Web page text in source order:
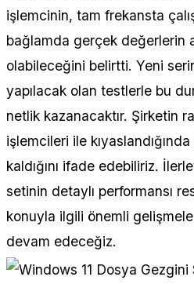
işlemcinin, tam frekansta
bağlamda gerçek değerlerin
olabileceğini belirtti. Yeni
yapılacak olan testlerle bu
netlik kazanacaktır. Şirketin
işlemcileri ile
kaldığını ifade edebiliriz.
setinin detaylı performansı
konuyla ilgili önemli
devam edeceğiz.